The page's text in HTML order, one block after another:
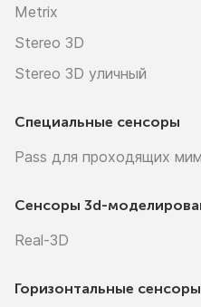
Metrix
Stereo 3D
Stereo 3D уличный
Специальные сенсоры
Pass для проходящих
Сенсоры 3d-
Real-3D
Горизонтальные сенсоры